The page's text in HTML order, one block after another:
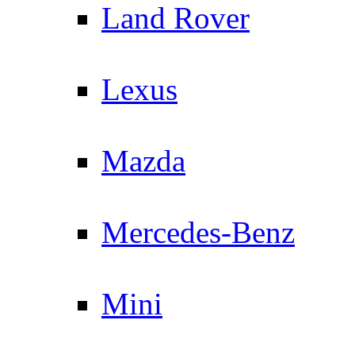
Land Rover
Lexus
Mazda
Mercedes-Benz
Mini